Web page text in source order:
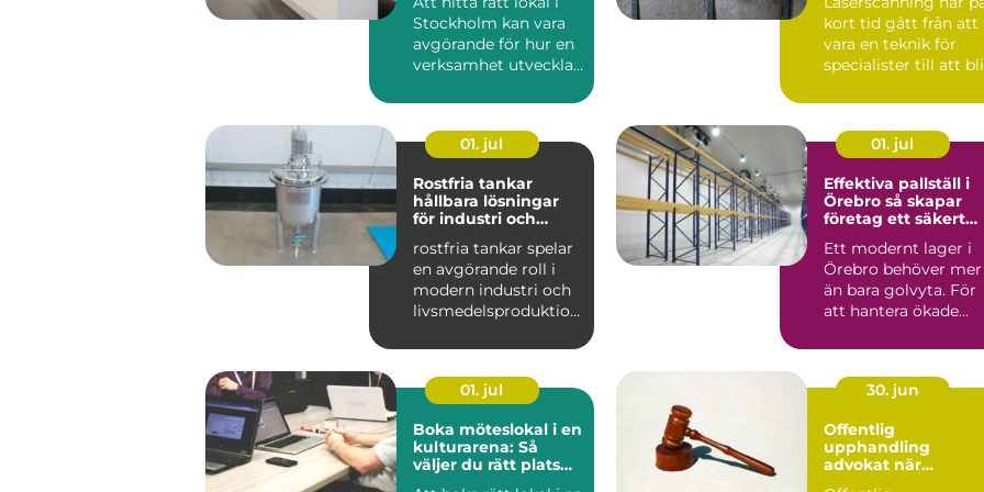
Stockholm kan vara
avgörande för hur en
verksamhet utvecklas
kort tid gått från att
vara en teknik för
specialister till att bli
01. jul
Rostfria tankar
hållbara lösningar
för industri och
rostfria tankar spelar
en avgörande roll i
modern industri och
livsmedelsproduktion.
01. jul
Effektiva pallställ i
Örebro så skapar
företag ett säkert
Ett modernt lager i
Örebro behöver mer
än bara golvyta. För
att hantera ökade
01. jul
Boka möteslokal i en
kulturarena: Så
väljer du rätt plats
30. jun
Offentlig
upphandling
advokat när